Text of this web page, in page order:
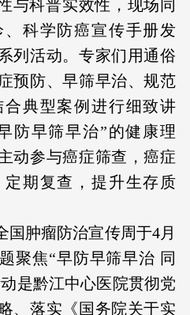
与科普实效性，现场同
科学防癌宣传手册发
列活动。专家们用通俗
预防、早筛早治、规范
典型案例进行细致讲
防早筛早治”的健康理
动参与癌症筛查，癌症
期复查，提升生存质
国肿瘤防治宣传周于4月
聚焦“早防早筛早治 同
是黔江中心医院贯彻党
、落实《国务院关于实